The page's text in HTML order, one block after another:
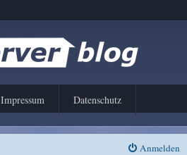
Impressum Datenschutz
Anmelden